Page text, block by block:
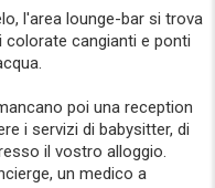
l'area lounge-bar si trova
cangianti e ponti
poi una reception
i servizi di babysitter, di
il vostro alloggio.
un medico a